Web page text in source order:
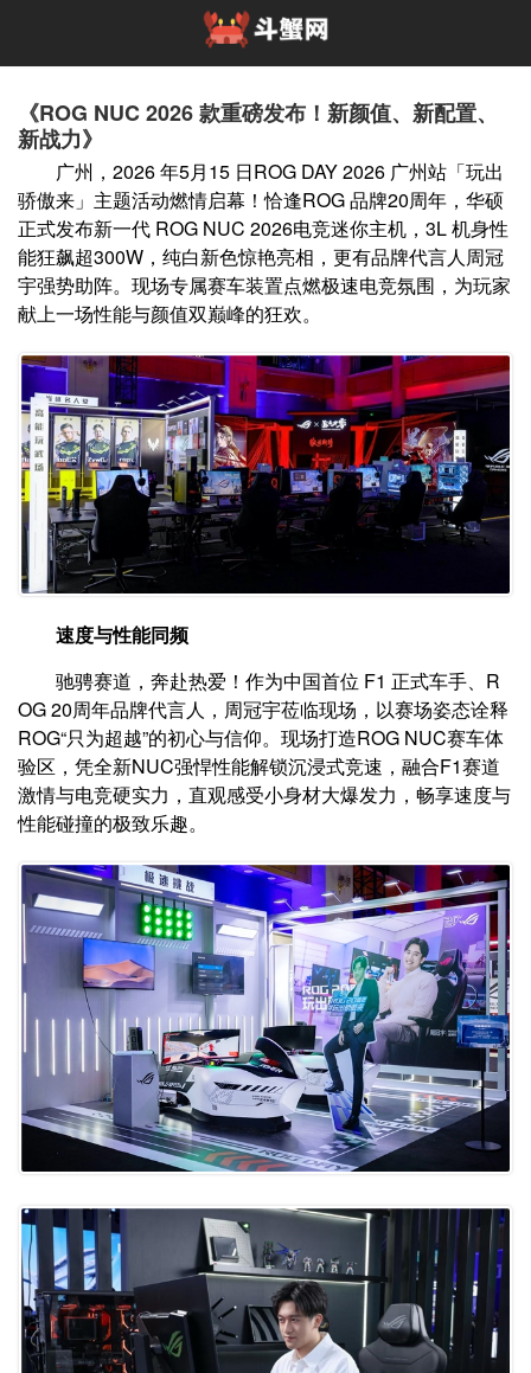
《ROG NUC 2026 款重磅发布！新颜值、新配置、
新战力》
广州，2026 年5月15 日ROG DAY 2026 广州站「玩出
骄傲来」主题活动燃情启幕！恰逢ROG 品牌20周年，华硕
正式发布新一代 ROG NUC 2026电竞迷你主机，3L 机身性
能狂飙超300W，纯白新色惊艳亮相，更有品牌代言人周冠
宇强势助阵。现场专属赛车装置点燃极速电竞氛围，为玩家
献上一场性能与颜值双巅峰的狂欢。
速度与性能同频
驰骋赛道，奔赴热爱！作为中国首位 F1 正式车手、R
OG 20周年品牌代言人，周冠宇莅临现场，以赛场姿态诠释
ROG“只为超越”的初心与信仰。现场打造ROG NUC赛车体
验区，凭全新NUC强悍性能解锁沉浸式竞速，融合F1赛道
激情与电竞硬实力，直观感受小身材大爆发力，畅享速度与
性能碰撞的极致乐趣。